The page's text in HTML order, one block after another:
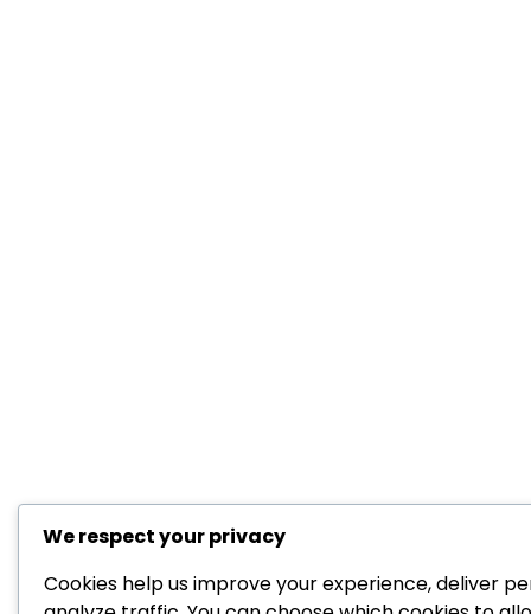
We respect your privacy
Cookies help us improve your experience, deliver